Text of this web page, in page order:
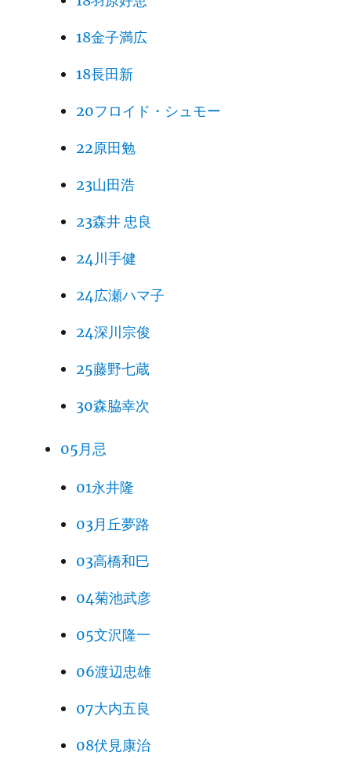
18金子満広
18長田新
20フロイド・シュモー
22原田勉
23山田浩
23森井 忠良
24川手健
24広瀬ハマ子
24深川宗俊
25藤野七蔵
30森脇幸次
05月忌
01永井隆
03月丘夢路
03高橋和巳
04菊池武彦
05文沢隆一
06渡辺忠雄
07大内五良
08伏見康治